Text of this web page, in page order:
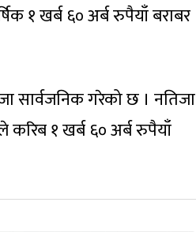
१ खर्ब ६० अर्ब रुपैयाँ बराबर
सार्वजनिक गरेको छ । नतिजा
करिब १ खर्ब ६० अर्ब रुपैयाँ